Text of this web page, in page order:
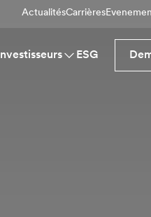
ActualitésCarrières
Investisseurs ESG